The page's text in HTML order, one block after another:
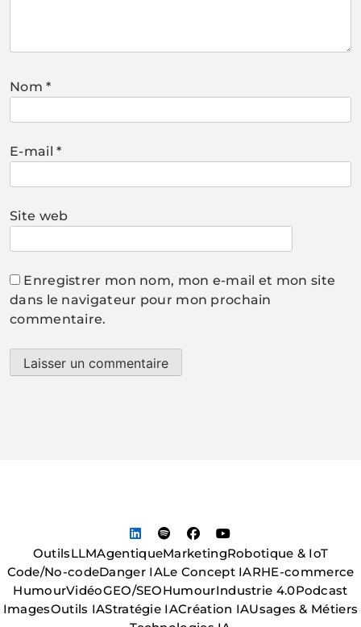
Nom*
E-mail*
Site web
Enregistrer mon nom, mon e-mail et mon site
dans le navigateur pour mon prochain
commentaire.
OutilsLLMAgentiqueMarketingRobotique & IoT
Code/No-codeDanger IALe Concept IARHE-commerce
HumourVidéoGEO/SEOHumourIndustrie 4.0Podcast
ImagesOutils IAStratégie IACréation IAUsages & Métiers